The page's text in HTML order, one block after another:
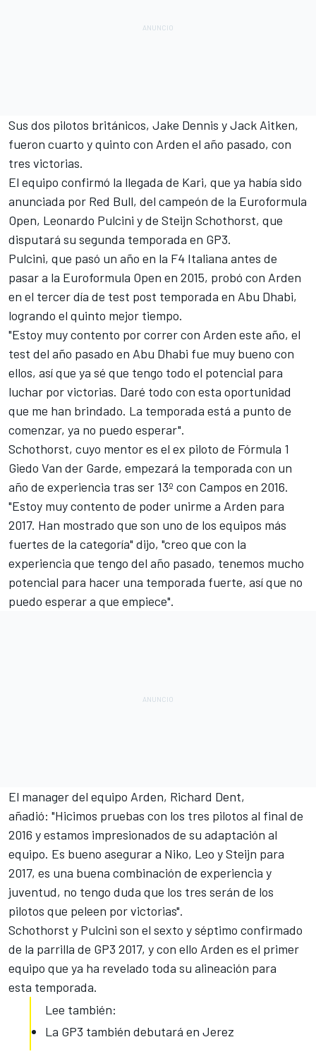
Sus dos pilotos británicos, Jake Dennis y Jack Aitken,
fueron cuarto y quinto con Arden el año pasado, con
tres victorias.
El equipo confirmó la llegada de Kari, que ya había sido
anunciada por Red Bull, del campeón de la Euroformula
Open, Leonardo Pulcini y de Steijn Schothorst, que
disputará su segunda temporada en GP3.
Pulcini, que pasó un año en la F4 Italiana antes de
pasar a la Euroformula Open en 2015, probó con Arden
en el tercer día de test post temporada en Abu Dhabi,
logrando el quinto mejor tiempo.
"Estoy muy contento por correr con Arden este año, el
test del año pasado en Abu Dhabi fue muy bueno con
ellos, así que ya sé que tengo todo el potencial para
luchar por victorias. Daré todo con esta oportunidad
que me han brindado. La temporada está a punto de
comenzar, ya no puedo esperar".
Schothorst, cuyo mentor es el ex piloto de Fórmula 1
Giedo Van der Garde, empezará la temporada con un
año de experiencia tras ser 13º con Campos en 2016.
"Estoy muy contento de poder unirme a Arden para
2017. Han mostrado que son uno de los equipos más
fuertes de la categoría" dijo, "creo que con la
experiencia que tengo del año pasado, tenemos mucho
potencial para hacer una temporada fuerte, así que no
puedo esperar a que empiece".
El manager del equipo Arden, Richard Dent,
añadió: "Hicimos pruebas con los tres pilotos al final de
2016 y estamos impresionados de su adaptación al
equipo. Es bueno asegurar a Niko, Leo y Steijn para
2017, es una buena combinación de experiencia y
juventud, no tengo duda que los tres serán de los
pilotos que peleen por victorias".
Schothorst y Pulcini son el sexto y séptimo confirmado
de la parrilla de GP3 2017, y con ello Arden es el primer
equipo que ya ha revelado toda su alineación para
esta temporada.
Lee también:
La GP3 también debutará en Jerez